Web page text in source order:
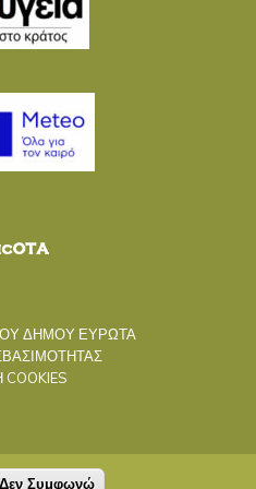
ΔΗΜΟΥ ΕΥΡΩΤΑ
Συμφωνώ